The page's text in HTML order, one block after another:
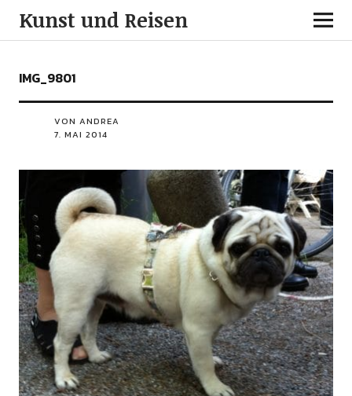
Kunst und Reisen
IMG_9801
VON ANDREA
7. MAI 2014